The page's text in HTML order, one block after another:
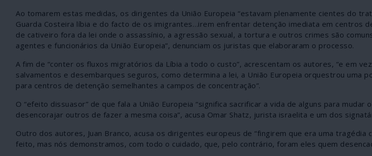
Ao tomarem estas medidas, os dirigentes da União Europeia “estavam plenamente cientes do
Guarda Costeira líbia e do facto de os imigrantes…irem enfrentar detenção imediata em centros
de cativeiro fora da lei onde o assassínio, a agressão sexual, a tortura e outros crimes são
agentes e funcionários da União Europeia”, denunciam os juristas que elaboraram o processo.
A fim de “conter os fluxos migratórios da Líbia a todo o custo”, acrescentam os autores, “e em
salvamentos e desembarques seguros, como determina a lei, a União Europeia orquestrou uma
para centros de detenção semelhantes a campos de concentração”.
O “efeito dissuasor” de que fala a União Europeia “significa sacrificar a vida de alguns para
desencorajar outros de fazer a mesma coisa”, acusa Omar Shatz, jurista israelita e um dos
Outro dos autores, Juan Branco, acusa os dirigentes europeus de “fingirem que era uma tragédia
feito, mas nós demonstramos, com todo o cuidado, que, pelo contrário, foram eles quem